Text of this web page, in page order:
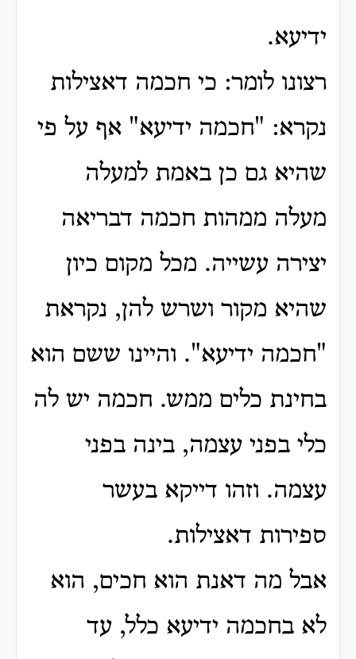
ידיעא.
רצונו לומר: כי חכמה דאצילות
נקרא: "חכמה ידיעא" אף על פי
שהיא גם כן באמת למעלה
מעלה ממהות חכמה דבריאה
יצירה עשייה. מכל מקום כיון
שהיא מקור ושרש להן, נקראת
"חכמה ידיעא". והיינו ששם הוא
בחינת כלים ממש. חכמה יש לה
כלי בפני עצמה, בינה בפני
עצמה. וזהו דייקא בעשר
ספירות דאצילות.
אבל מה דאנת הוא חכים, הוא
לא בחכמה ידיעא כלל, עד